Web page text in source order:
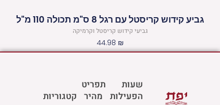
גביע קידוש קריסטל עם רגל 8 ס"מ תכולה 110 מ"ל
גביעי קידוש קריסטל וקרמיקה
44.98 ₪
שעות
הפעילות
תפריט
מהיר
קטגוריות